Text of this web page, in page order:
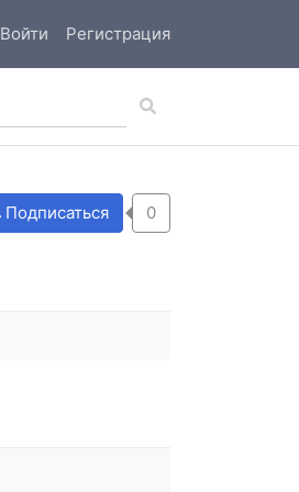
Войти Регистрация
Подписаться 0